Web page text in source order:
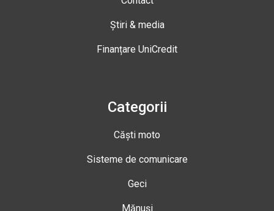
Știri & media
Finanțare UniCredit
Categorii
Căști moto
Sisteme de comunicare
Geci
Mănuși